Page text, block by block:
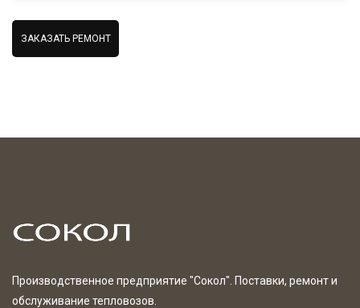
ЗАКАЗАТЬ РЕМОНТ
Производственное предприятие "Сокол". Поставки, ремонт и
обслуживание тепловозов.